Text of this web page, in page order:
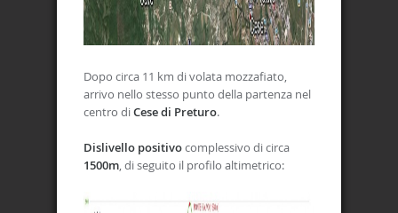
Dopo circa 11 km di volata mozzafiato,
arrivo nello stesso punto della partenza nel
centro diCese di Preturo.
Dislivello positivocomplessivo di circa
1500m, di seguito il profilo altimetrico: